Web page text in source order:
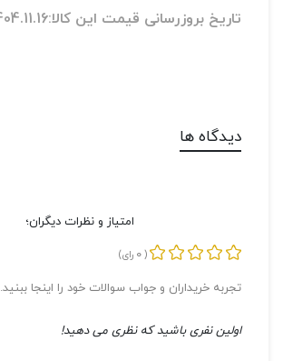
تاریخ بروزرسانی قیمت این کالا:404.11.16
دیدگاه ها
امتیاز و نظرات دیگران؛
(
0 رای)
تجربه خریداران و جواب سوالات خود را اینجا ببنید.
اولین نفری باشید که نظری می دهید!